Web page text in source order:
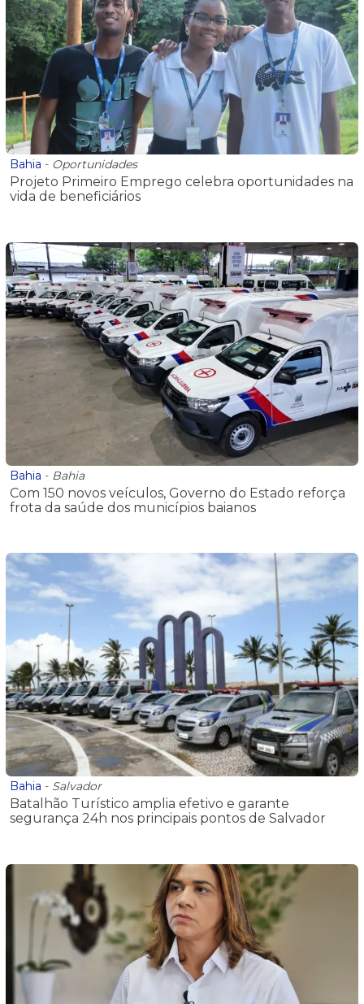
Bahia - Oportunidades
Projeto Primeiro Emprego celebra oportunidades na
vida de beneficiários
Bahia - Bahia
Com 150 novos veículos, Governo do Estado reforça
frota da saúde dos municípios baianos
Bahia - Salvador
Batalhão Turístico amplia efetivo e garante
segurança 24h nos principais pontos de Salvador